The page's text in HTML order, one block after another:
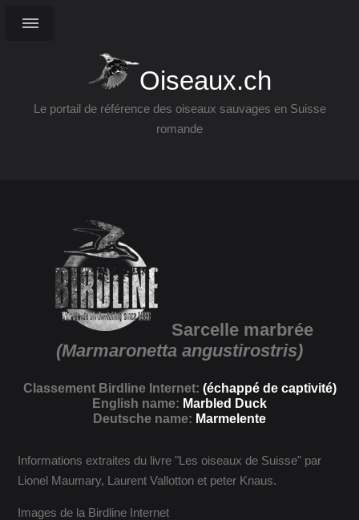
Oiseaux.ch
Le portail de référence des oiseaux sauvages en Suisse
romande
Sarcelle marbrée
(Marmaronetta angustirostris)
Classement Birdline Internet: (échappé de captivité)
English name: Marbled Duck
Deutsche name: Marmelente
Informations extraites du livre "Les oiseaux de Suisse" par
Lionel Maumary, Laurent Vallotton et peter Knaus.
Images de la Birdline Internet